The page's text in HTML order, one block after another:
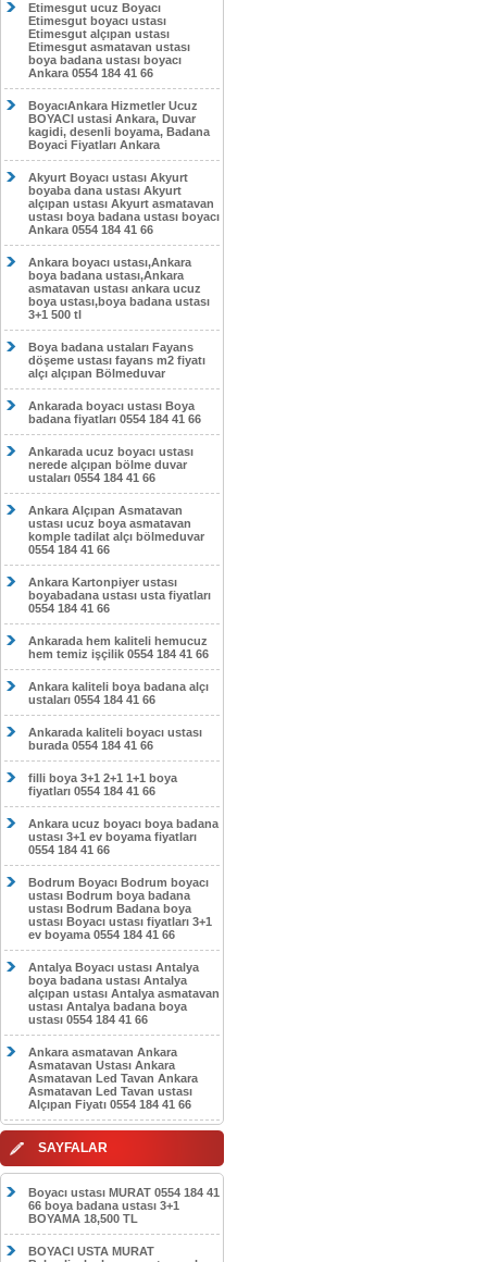
Etimesgut ucuz Boyacı
Etimesgut boyacı ustası
Etimesgut alçıpan ustası
Etimesgut asmatavan ustası
boya badana ustası boyacı
Ankara 0554 184 41 66
BoyacıAnkara Hizmetler Ucuz
BOYACI ustasi Ankara, Duvar
kagidi, desenli boyama, Badana
Boyaci Fiyatları Ankara
Akyurt Boyacı ustası Akyurt
boyaba dana ustası Akyurt
alçıpan ustası Akyurt asmatavan
ustası boya badana ustası boyacı
Ankara 0554 184 41 66
Ankara boyacı ustası,Ankara
boya badana ustası,Ankara
asmatavan ustası ankara ucuz
boya ustası,boya badana ustası
3+1 500 tl
Boya badana ustaları Fayans
döşeme ustası fayans m2 fiyatı
alçı alçıpan Bölmeduvar
Ankarada boyacı ustası Boya
badana fiyatları 0554 184 41 66
Ankarada ucuz boyacı ustası
nerede alçıpan bölme duvar
ustaları 0554 184 41 66
Ankara Alçıpan Asmatavan
ustası ucuz boya asmatavan
komple tadilat alçı bölmeduvar
0554 184 41 66
Ankara Kartonpiyer ustası
boyabadana ustası usta fiyatları
0554 184 41 66
Ankarada hem kaliteli hemucuz
hem temiz işçilik 0554 184 41 66
Ankara kaliteli boya badana alçı
ustaları 0554 184 41 66
Ankarada kaliteli boyacı ustası
burada 0554 184 41 66
filli boya 3+1 2+1 1+1 boya
fiyatları 0554 184 41 66
Ankara ucuz boyacı boya badana
ustası 3+1 ev boyama fiyatları
0554 184 41 66
Bodrum Boyacı Bodrum boyacı
ustası Bodrum boya badana
ustası Bodrum Badana boya
ustası Boyacı ustası fiyatları 3+1
ev boyama 0554 184 41 66
Antalya Boyacı ustası Antalya
boya badana ustası Antalya
alçıpan ustası Antalya asmatavan
ustası Antalya badana boya
ustası 0554 184 41 66
Ankara asmatavan Ankara
Asmatavan Ustası Ankara
Asmatavan Led Tavan Ankara
Asmatavan Led Tavan ustası
Alçıpan Fiyatı 0554 184 41 66
SAYFALAR
Boyacı ustası MURAT 0554 184 41
66 boya badana ustası 3+1
BOYAMA 18,500 TL
BOYACI USTA MURAT